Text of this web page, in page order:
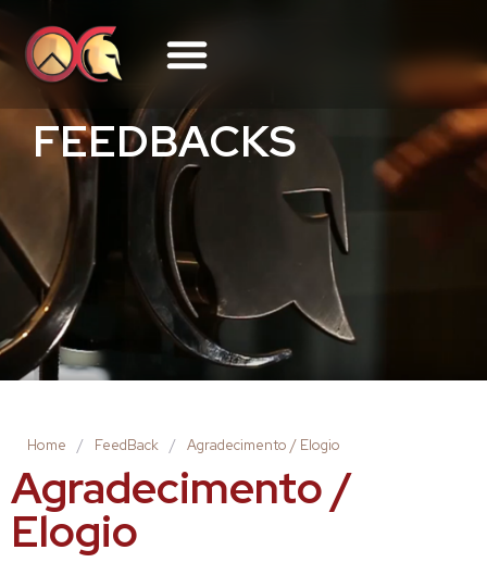
FEEDBACKS
Home / FeedBack / Agradecimento / Elogio
Agradecimento /
Elogio